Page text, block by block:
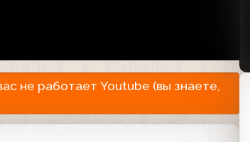
не работает Youtube (вы знаете,